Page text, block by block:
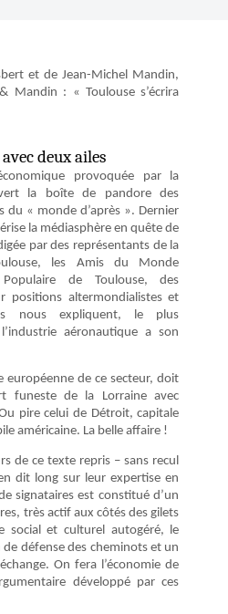
et de Jean-Michel Mandin,
Mandin : « Toulouse s’écrira
deux ailes
provoquée par la
la boîte de pandore des
du « monde d’après ». Dernier
la médiasphère en quête de
par des représentants de la
les Amis du Monde
de Toulouse, des
positions altermondialistes et
nous expliquent, le plus
aéronautique a son
européenne de ce secteur, doit
funeste de la Lorraine avec
pire celui de Détroit, capitale
américaine. La belle affaire !
de ce texte repris – sans recul
dit long sur leur expertise en
signataires est constitué d’un
très actif aux côtés des gilets
social et culturel autogéré, le
défense des cheminots et un
On fera l’économie de
développé par ces